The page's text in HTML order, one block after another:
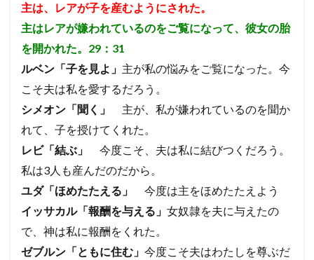
主は、レアが子を産むようにされた。
主はレアが嫌われているのをご覧になって、彼女の胎
を開かれた。29：31
ルベン「子を見よ」 主が私の悩みをご覧になった。今
こそ夫は私を愛するだろう。
シメオン「聞く」
主が、私が嫌われているのを聞か
れて、子を授けてくれた。
レビ「結ぶ」 今度こそ、夫は私に結びつくだろう。
私は3人も産んだのだから。
ユダ「ほめたたえる」 今度は主をほめたたえよう
イッサカル「報酬を与える」 女奴隷を夫に与えたの
で、神は私に報酬をくれた。
ゼブルン「ともに住む」 今度こそ夫はわたしを尊ぶだ